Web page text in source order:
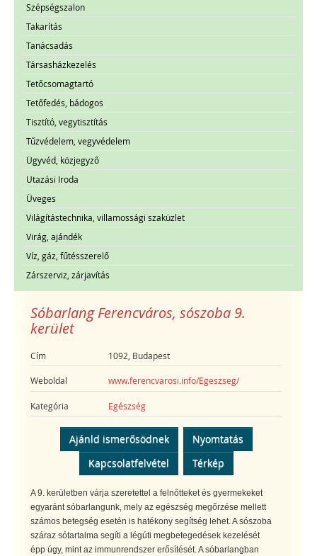
Szépségszalon
Takarítás
Tanácsadás
Társasházkezelés
Tetőcsomagtartó
Tetőfedés, bádogos
Tisztító, vegytisztítás
Tűzvédelem, vegyvédelem
Ügyvéd, közjegyző
Utazási Iroda
Üveges
Világítástechnika, villamossági szaküzlet
Virág, ajándék
Víz, gáz, fűtésszerelő
Zárszerviz, zárjavítás
Sóbarlang Ferencváros, sószoba 9.
kerület
Cím 1092, Budapest
Weboldal www.ferencvarosi.info/Egeszseg/
Kategória Egészség
Ajánld ismerősödnek
Nyomtatás
Kapcsolatfelvétel
Térkép
A 9. kerületben várja szeretettel a felnőtteket és gyermekeket
egyaránt sóbarlangunk, mely az egészség megőrzése mellett
számos betegség esetén is hatékony segítség lehet. A sószoba
száraz sótartalma segíti a légúti megbetegedések kezelését
épp úgy, mint az immunrendszer erősítését. A sóbarlangban